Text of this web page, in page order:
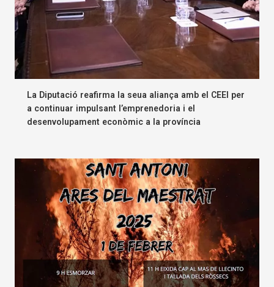
La Diputació reafirma la seua aliança amb el CEEI per
a continuar impulsant l’emprenedoria i el
desenvolupament econòmic a la província